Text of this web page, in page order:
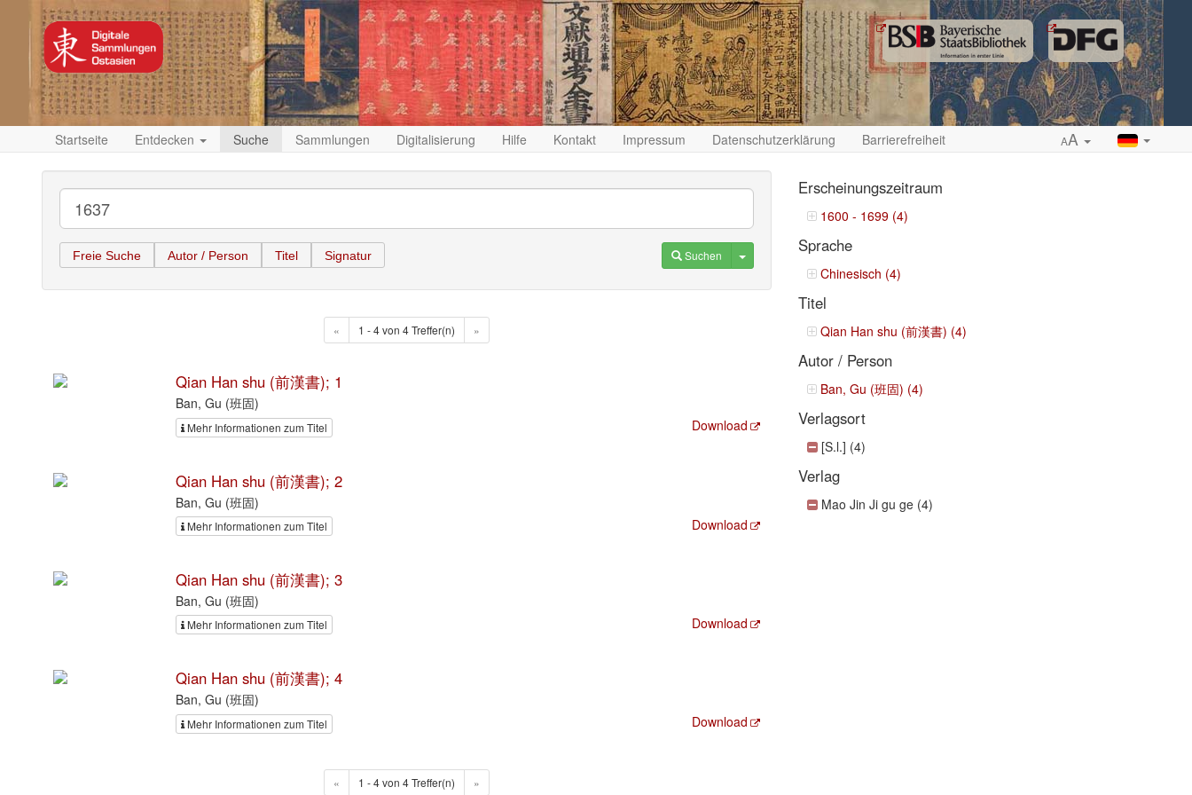
Startseite Entdecken Suche Sammlungen Digitalisierung Hilfe Kontakt Impressum Datenschutzerklärung Barrierefreiheit AA
Freie Suche Autor / Person Titel Signatur Suchen Toggle Dropdown
« 1 - 4 von 4 Treffer(n) »
Qian Han shu (前漢書); 1
Ban, Gu (班固)
Mehr Informationen zum Titel Download
Qian Han shu (前漢書); 2
Ban, Gu (班固)
Mehr Informationen zum Titel Download
Qian Han shu (前漢書); 3
Ban, Gu (班固)
Mehr Informationen zum Titel Download
Qian Han shu (前漢書); 4
Ban, Gu (班固)
Mehr Informationen zum Titel Download
« 1 - 4 von 4 Treffer(n) »
Erscheinungszeitraum
1600 - 1699 (4)
Sprache
Chinesisch (4)
Titel
Qian Han shu (前漢書) (4)
Autor / Person
Ban, Gu (班固) (4)
Verlagsort
[S.l.] (4)
Verlag
Mao Jin Ji gu ge (4)